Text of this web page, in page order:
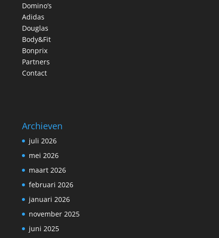
Domino’s
Adidas
Douglas
Body&Fit
Bonprix
Partners
Contact
Archieven
juli 2026
mei 2026
maart 2026
februari 2026
januari 2026
november 2025
juni 2025